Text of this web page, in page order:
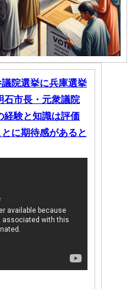
院選挙に兵庫選挙
石市長・元衆議院
経験と知識は評価
に期待感があると